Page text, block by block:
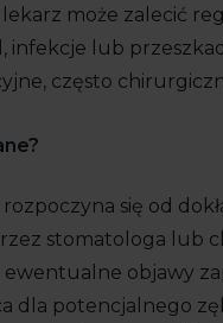
może zalecić
infekcje lub
często
się od
stomatologa lub
objawy
dla potencjalnego